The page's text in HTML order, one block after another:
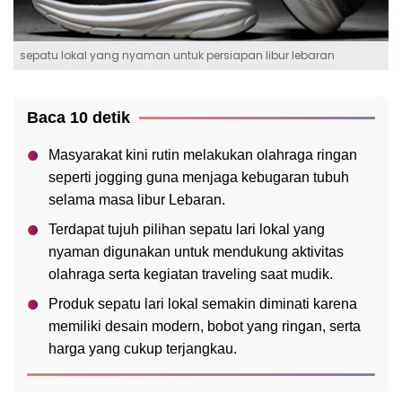
sepatu lokal yang nyaman untuk persiapan libur lebaran
Baca 10 detik
Masyarakat kini rutin melakukan olahraga ringan
seperti jogging guna menjaga kebugaran tubuh
selama masa libur Lebaran.
Terdapat tujuh pilihan sepatu lari lokal yang
nyaman digunakan untuk mendukung aktivitas
olahraga serta kegiatan traveling saat mudik.
Produk sepatu lari lokal semakin diminati karena
memiliki desain modern, bobot yang ringan, serta
harga yang cukup terjangkau.